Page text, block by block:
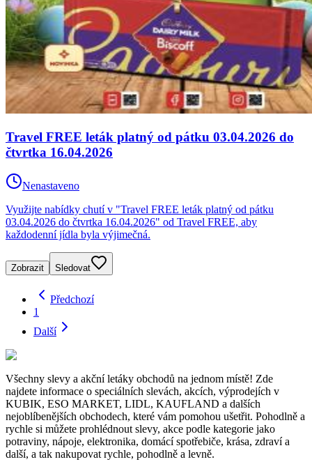
Travel FREE leták platný od pátku 03.04.2026 do
čtvrtka 16.04.2026
Nenastaveno
Využijte nabídky chutí v "Travel FREE leták platný od pátku
03.04.2026 do čtvrtka 16.04.2026" od Travel FREE, aby
každodenní jídla byla výjimečná.
Zobrazit Sledovat
Předchozí
1
Další
Všechny slevy a akční letáky obchodů na jednom místě! Zde
najdete informace o speciálních slevách, akcích, výprodejích v
KUBIK, ESO MARKET, LIDL, KAUFLAND a dalších
nejoblíbenějších obchodech, které vám pomohou ušetřit. Pohodlně a
rychle si můžete prohlédnout slevy, akce podle kategorie jako
potraviny, nápoje, elektronika, domácí spotřebiče, krása, zdraví a
další, a tak nakupovat rychle, pohodlně a levně.